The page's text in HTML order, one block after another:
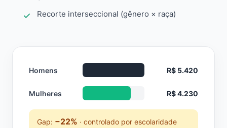
Recorte interseccional (gênero × raça)
Homens R$ 5.420
Mulheres R$ 4.230
Gap: −22% · controlado por escolaridade